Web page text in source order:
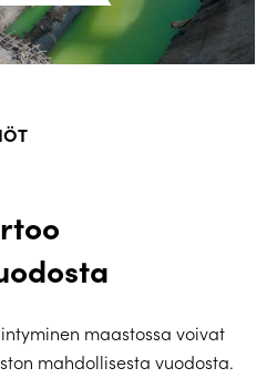
maastossa voivat
mahdollisesta vuodosta.